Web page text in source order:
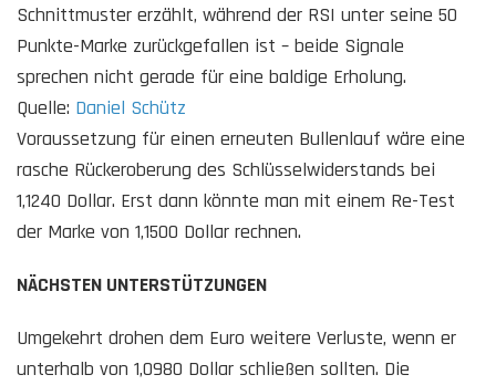
Schnittmuster erzählt, während der RSI unter seine 50
Punkte-Marke zurückgefallen ist – beide Signale
sprechen nicht gerade für eine baldige Erholung.
Quelle: Daniel Schütz
Voraussetzung für einen erneuten Bullenlauf wäre eine
rasche Rückeroberung des Schlüsselwiderstands bei
1,1240 Dollar. Erst dann könnte man mit einem Re-Test
der Marke von 1,1500 Dollar rechnen.
NÄCHSTEN UNTERSTÜTZUNGEN
Umgekehrt drohen dem Euro weitere Verluste, wenn er
unterhalb von 1,0980 Dollar schließen sollten. Die